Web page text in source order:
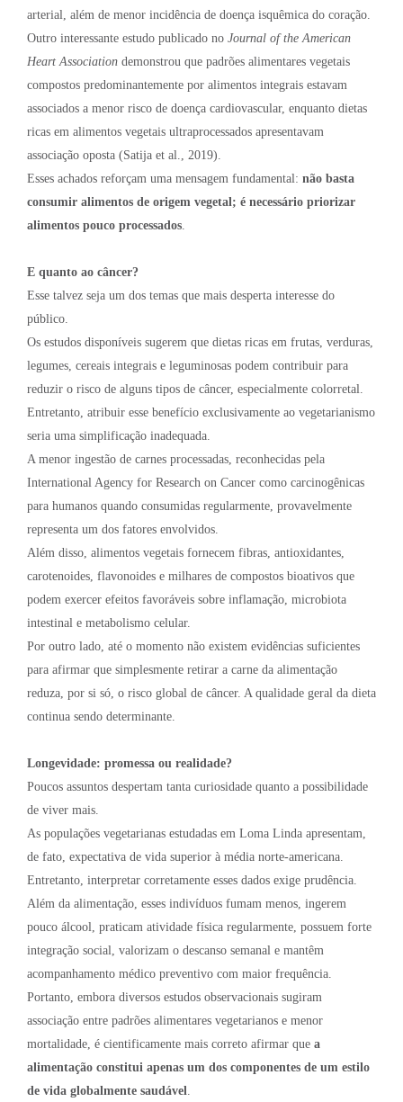
arterial, além de menor incidência de doença isquêmica do coração.
Outro interessante estudo publicado no Journal of the American
Heart Association demonstrou que padrões alimentares vegetais
compostos predominantemente por alimentos integrais estavam
associados a menor risco de doença cardiovascular, enquanto dietas
ricas em alimentos vegetais ultraprocessados apresentavam
associação oposta (Satija et al., 2019).
Esses achados reforçam uma mensagem fundamental: não basta
consumir alimentos de origem vegetal; é necessário priorizar
alimentos pouco processados.
E quanto ao câncer?
Esse talvez seja um dos temas que mais desperta interesse do
público.
Os estudos disponíveis sugerem que dietas ricas em frutas, verduras,
legumes, cereais integrais e leguminosas podem contribuir para
reduzir o risco de alguns tipos de câncer, especialmente colorretal.
Entretanto, atribuir esse benefício exclusivamente ao vegetarianismo
seria uma simplificação inadequada.
A menor ingestão de carnes processadas, reconhecidas pela
International Agency for Research on Cancer como carcinogênicas
para humanos quando consumidas regularmente, provavelmente
representa um dos fatores envolvidos.
Além disso, alimentos vegetais fornecem fibras, antioxidantes,
carotenoides, flavonoides e milhares de compostos bioativos que
podem exercer efeitos favoráveis sobre inflamação, microbiota
intestinal e metabolismo celular.
Por outro lado, até o momento não existem evidências suficientes
para afirmar que simplesmente retirar a carne da alimentação
reduza, por si só, o risco global de câncer. A qualidade geral da dieta
continua sendo determinante.
Longevidade: promessa ou realidade?
Poucos assuntos despertam tanta curiosidade quanto a possibilidade
de viver mais.
As populações vegetarianas estudadas em Loma Linda apresentam,
de fato, expectativa de vida superior à média norte-americana.
Entretanto, interpretar corretamente esses dados exige prudência.
Além da alimentação, esses indivíduos fumam menos, ingerem
pouco álcool, praticam atividade física regularmente, possuem forte
integração social, valorizam o descanso semanal e mantêm
acompanhamento médico preventivo com maior frequência.
Portanto, embora diversos estudos observacionais sugiram
associação entre padrões alimentares vegetarianos e menor
mortalidade, é cientificamente mais correto afirmar que a
alimentação constitui apenas um dos componentes de um estilo
de vida globalmente saudável.